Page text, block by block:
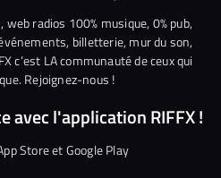
YouTubeLinkedin
radios 100% musique, 0% pub,
billetterie, mur du son,
c’est LA communauté de ceux qui
Rejoignez-nous !
avec l'application RIFFX !
Store et Google Play